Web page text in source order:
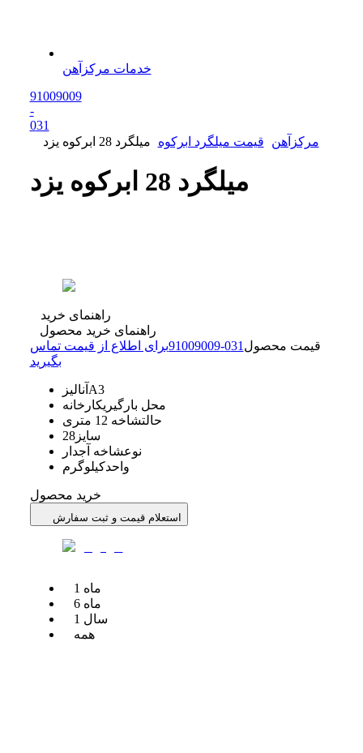
خدمات مرکزآهن
91009009
-
031
مرکزآهن
قیمت میلگرد ابرکوه میلگرد 28 ابرکوه یزد
میلگرد 28 ابرکوه یزد
راهنمای خرید
راهنمای خرید محصول
قیمت محصول
031
-
91009009برای اطلاع از قیمت تماس
بگیرید
آنالیز A3
محل بارگیریکارخانه
حالتشاخه 12 متری
سایز28
نوعشاخه آجدار
واحدکیلوگرم
خرید محصول
استعلام قیمت و ثبت سفارش
1 ماه
6 ماه
1 سال
همه